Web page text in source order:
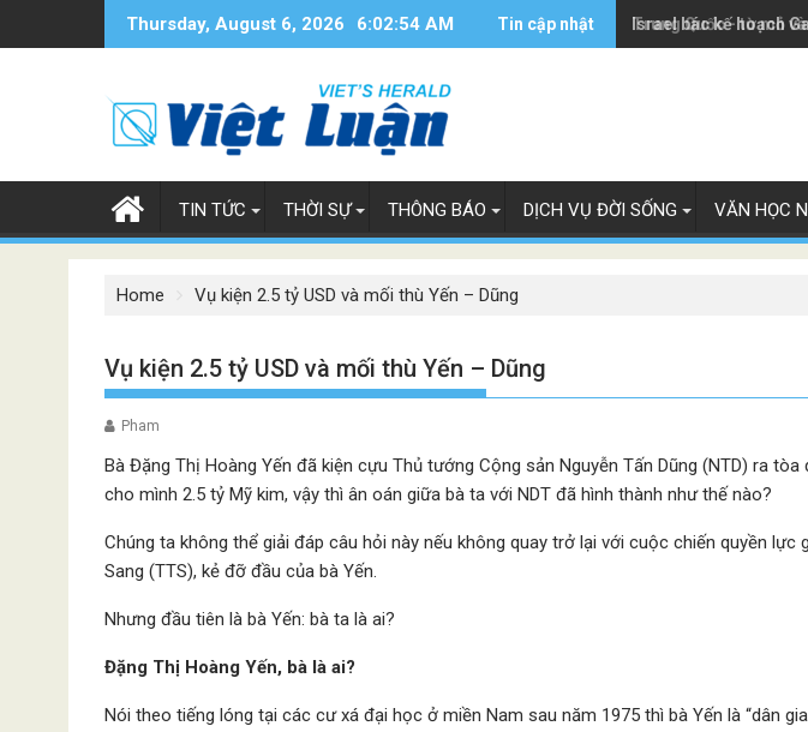
Thursday, August 6, 2026 6:02:55 AM Tin cập nhật Trung Quốc - từ mỏ
Israel bác kế hoạch
TIN TỨC THỜI SỰ THÔNG BÁO DỊCH VỤ ĐỜI SỐNG VĂN HỌC
Home Vụ kiện 2.5 tỷ USD và mối thù Yến – Dũng
Vụ kiện 2.5 tỷ USD và mối thù Yến – Dũng
Pham
Bà Đặng Thị Hoàng Yến đã kiện cựu Thủ tướng Cộng sản Nguyễn Tấn Dũng (NTD) ra
cho mình 2.5 tỷ Mỹ kim, vậy thì ân oán giữa bà ta với NDT đã hình thành như thế nào?
Chúng ta không thể giải đáp câu hỏi này nếu không quay trở lại với cuộc chiến quyền lực
Sang (TTS), kẻ đỡ đầu của bà Yến.
Nhưng đầu tiên là bà Yến: bà ta là ai?
Đặng Thị Hoàng Yến, bà là ai?
Nói theo tiếng lóng tại các cư xá đại học ở miền Nam sau năm 1975 thì bà Yến là “dân